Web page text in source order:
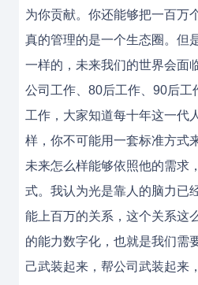
为你贡献。你还能够把一百万
真的管理的是一个生态圈。但
一样的，未来我们的世界会面
公司工作、80后工作、90后工
工作，大家知道每十年这一代
样，你不可能用一套标准方式
未来怎么样能够依照他的需求
式。我认为光是靠人的脑力已
能上百万的关系，这个关系这
的能力数字化，也就是我们需
己武装起来，帮公司武装起来